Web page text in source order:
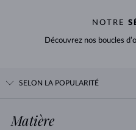
NOTRE
Découvrez nos boucles
SELON LA POPULARITÉ
Matière